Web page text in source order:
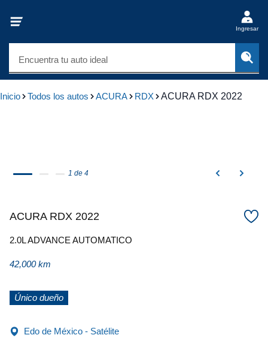
Ingresar
Encuentra tu auto ideal
Inicio Todos los autos ACURA RDX ACURA RDX 2022
1 de 4
ACURA RDX 2022
2.0L ADVANCE AUTOMATICO
42,000 km
Único dueño
Edo de México - Satélite